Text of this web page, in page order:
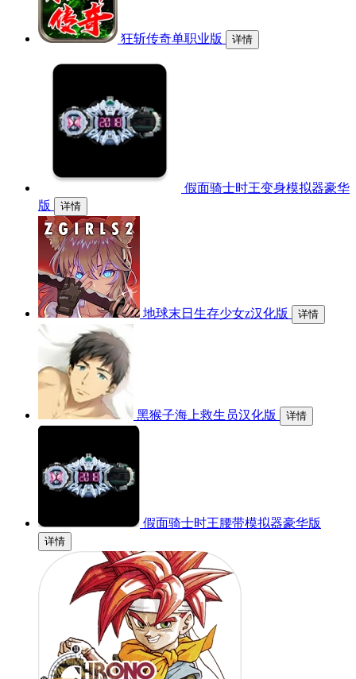
狂斩传奇单职业版 详情
假面骑士时王变身模拟器豪华
版
详情
地球末日生存少女z汉化版 详情
黑猴子海上救生员汉化版 详情
假面骑士时王腰带模拟器豪华版
详情